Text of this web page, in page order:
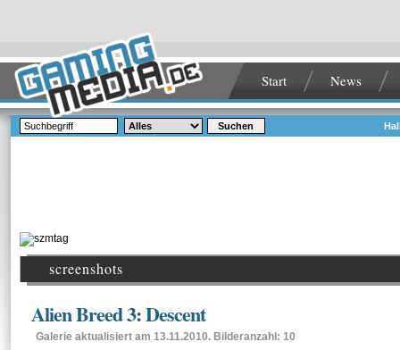
Start News
Suchen
screenshots
Alien Breed 3: Descent
Galerie aktualisiert am 13.11.2010. Bilderanzahl: 10